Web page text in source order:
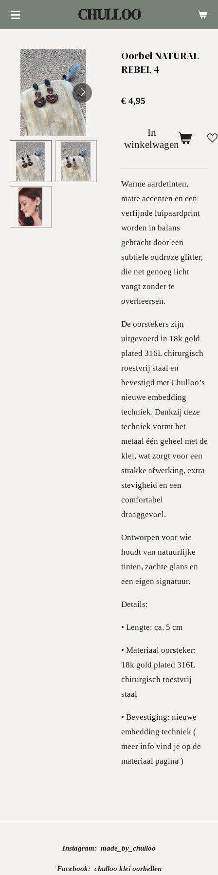
Ga
hoofdinhoud
CHULLOO
Oorbel NATURAL
REBEL 4
€ 4,95
In
winkelwagen
Warme aardetinten,
matte accenten en een
verfijnde luipaardprint
worden in balans
gebracht door een
subtiele oudroze glitter,
die net genoeg licht
vangt zonder te
overheersen.
De oorstekers zijn
uitgevoerd in 18k gold
plated 316L chirurgisch
roestvrij staal en
bevestigd met Chulloo’s
nieuwe embedding
techniek. Dankzij deze
techniek vormt het
metaal één geheel met de
klei, wat zorgt voor een
strakke afwerking, extra
stevigheid en een
comfortabel
draaggevoel.
Ontworpen voor wie
houdt van natuurlijke
tinten, zachte glans en
een eigen signatuur.
Details:
• Lengte: ca. 5 cm
• Materiaal oorsteker:
18k gold plated 316L
chirurgisch roestvrij
staal
• Bevestiging: nieuwe
embedding techniek (
meer info vind je op de
materiaal pagina )
Instagram: made_by_chulloo
Facebook: chulloo klei oorbellen